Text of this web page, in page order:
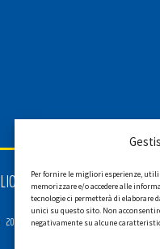
Per fornire le migliori esperienze,
memorizzare e/o accedere alle
tecnologie ci permetterà di elaborare
unici su questo sito. Non
negativamente su alcune
LIONS INTERNATIONAL
C.F.
2026 SGI LAB SRL